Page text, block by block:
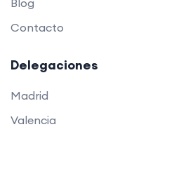
Contacto
Delegaciones
Madrid
Valencia